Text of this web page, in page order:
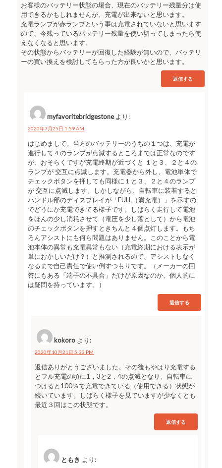
お客様のバッテリー状態の場合、現在のバッテリー残量分は使
用できるかもしれませんが、充電が出来ないと思います。
充電ランプが赤ランプという事は充電されていないと思います
ので、今残っているバッテリー残量を使い切ってしまったら使
えなくなると思います。
その状態からバッテリーが回復した経験が無いので、バッテリ
ーの買い換えを検討してもらった方が良いかと思います。
返信する
myfavoritebridgestone より:
2020年7月25日 1:59 AM
はじめまして。当方のバッテリーのうちの１つは、充電が
進行して４のランプが点滅するところまでは正常なのです
が、おそらくですが充電終期が近づくと １と３、２と４の
ランプが 交互に点滅します。充電器から外し、電池単体で
チェックボタンを押しても同様に１と３、２と４のランプ
が 交互に点滅します。しかしながら、自転車に装着すると
ハンドル部のディスプレイが「FULL（満充電）」を示すの
でどうにか充電できてる様子です。しばらく走行して電池
をほんの少し消耗させて（電圧を少し落として）から電池
のチェックボタンを押すときちんと４個点灯します。もち
ろんアシストにも何ら問題はありません。このことから電
池本体の異常も充電異常もない（充電終期における表示が
単におかしいだけ？）と推測されるので、アシストしなく
なるまで自己責任で使い倒すつもりです。（メーカーの回
答にもある「端子の不具合」だけが原因なのか、個人的に
は疑問を持っています。）
返信する
kokoro より:
2020年10月21日 5:33 PM
返信ありがとうございました。その後もやはり充電する
とフル充電の頃に1，3と2，4の点滅となり、自転車に
つけると100％で充電できている（使用できる）状態が
続いています。しばらく様子を見ていますが少なくとも
最近３回はこの状態です。
返信する
ともき より: